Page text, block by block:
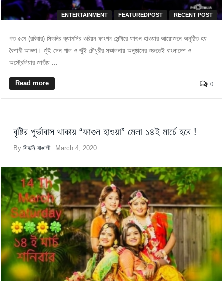
ENTERTAINMENT FEATUREDPOST RECENT POST
গত ৫মে (রবিবার) সিডনির ক্যামসির ওরিয়ন ফাংশন সেন্টারে ফাগুন হাওয়ার আয়োজনে অনুষ্ঠিত হয়
বৈশাখী আড্ডা। জুঁই সেন পাল ও জুঁই চৌধুরীর সঞ্চালনায় অনুষ্ঠানের শুরুতেই বাংলাদেশ ও
অস্ট্রেলিয়ার জাতীয় ...
Read more 0
বৃষ্টির পূর্ভাবাস থাকায় “ফাগুন হাওয়া” মেলা ১৪ই মার্চে হবে !
Byসিডনি বাঙালী March 4, 2020